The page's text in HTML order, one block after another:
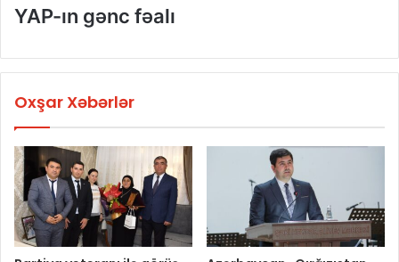
YAP-ın gənc fəalı
Oxşar Xəbərlər